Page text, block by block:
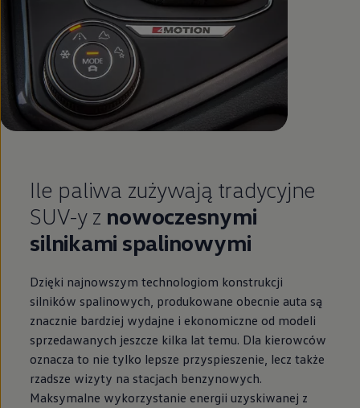
Ile paliwa zużywają tradycyjne
SUV-y z nowoczesnymi
silnikami spalinowymi
Dzięki najnowszym technologiom konstrukcji
silników spalinowych, produkowane obecnie auta są
znacznie bardziej wydajne i ekonomiczne od modeli
sprzedawanych jeszcze kilka lat temu. Dla kierowców
oznacza to nie tylko lepsze przyspieszenie, lecz także
rzadsze wizyty na stacjach benzynowych.
Maksymalne wykorzystanie energii uzyskiwanej z